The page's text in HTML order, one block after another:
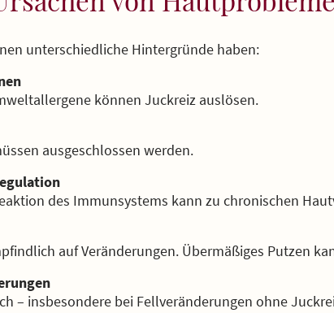
unterschiedliche Hintergründe haben:
können Juckreiz auslösen.
ausgeschlossen werden.
des Immunsystems kann zu chronischen
auf Veränderungen. Übermäßiges Putzen
– insbesondere bei Fellveränderungen ohne